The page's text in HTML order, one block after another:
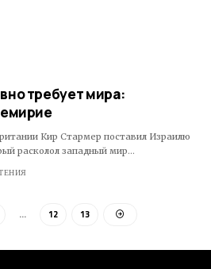
требует мира:
Кир Стармер поставил Израилю
расколол западный мир…
… 12 13